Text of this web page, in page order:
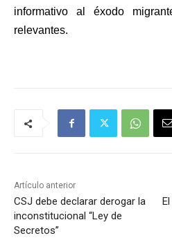
informativo al éxodo
relevantes.
Artículo anterior
CSJ debe declarar derogar la
inconstitucional “Ley de
Secretos”